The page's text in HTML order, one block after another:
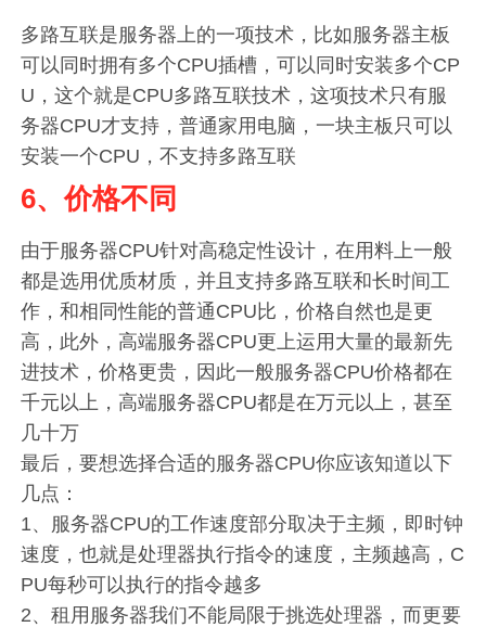
多路互联是服务器上的一项技术，比如服务器主板
可以同时拥有多个CPU插槽，可以同时安装多个CP
U，这个就是CPU多路互联技术，这项技术只有服
务器CPU才支持，普通家用电脑，一块主板只可以
安装一个CPU，不支持多路互联
6、价格不同
由于服务器CPU针对高稳定性设计，在用料上一般
都是选用优质材质，并且支持多路互联和长时间工
作，和相同性能的普通CPU比，价格自然也是更
高，此外，高端服务器CPU更上运用大量的最新先
进技术，价格更贵，因此一般服务器CPU价格都在
千元以上，高端服务器CPU都是在万元以上，甚至
几十万
最后，要想选择合适的服务器CPU你应该知道以下
几点：
1、服务器CPU的工作速度部分取决于主频，即时钟
速度，也就是处理器执行指令的速度，主频越高，C
PU每秒可以执行的指令越多
2、租用服务器我们不能局限于挑选处理器，而更要